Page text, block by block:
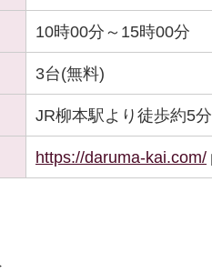
10時00分～15時00分
3台(無料)
JR柳本駅より徒歩約5分
https://daruma-kai.com/